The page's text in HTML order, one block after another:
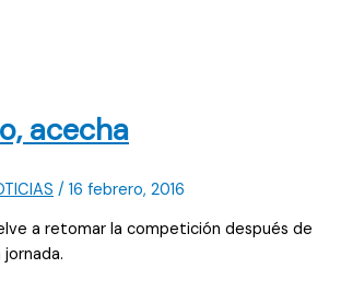
acecha
/ 16 febrero, 2016
a retomar la competición después de